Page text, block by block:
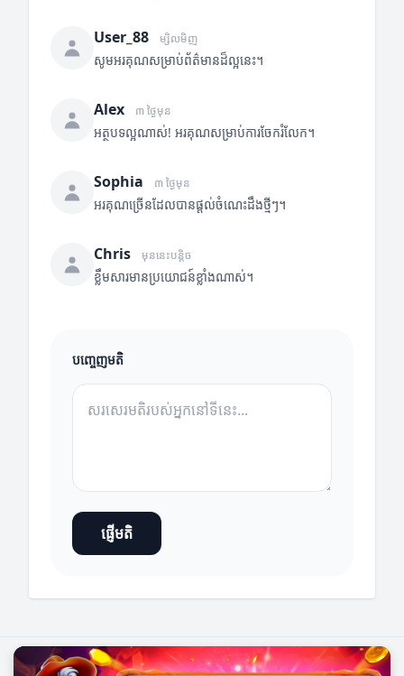
User_88 ម្សិលមិញ
សូមអរគុណសម្រាប់ព័ត៌មានដ៏ល្អនេះ។
Alex ៣ ថ្ងៃមុន
អត្ថបទល្អណាស់! អរគុណសម្រាប់ការចែករំលែក។
Sophia ៣ ថ្ងៃមុន
អរគុណច្រើនដែលបានផ្តល់ចំណេះដឹងថ្មីៗ។
Chris មុននេះបន្តិច
ខ្លឹមសារមានប្រយោជន៍ខ្លាំងណាស់។
បញ្ចេញមតិ
ផ្ញើមតិ